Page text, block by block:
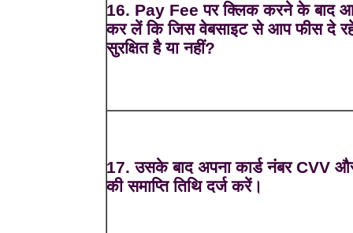
16. Pay Fee पर क्लिक करने के बाद
कर लें कि जिस वेबसाइट से आप फीस दे
सुरक्षित है या नहीं?
17. उसके बाद अपना कार्ड नंबर CVV
की समाप्ति तिथि दर्ज करें।